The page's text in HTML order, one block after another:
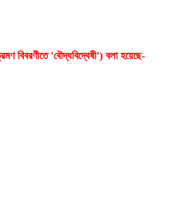
বিবরণীতে 'বৌদ্ধবিদ্বেষী') বলা হয়েছে-